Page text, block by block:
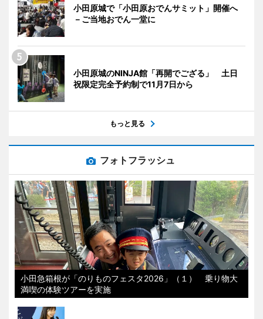
小田原城で「小田原おでんサミット」開催へ
－ご当地おでん一堂に
小田原城のNINJA館「再開でござる」 土日
祝限定完全予約制で11月7日から
もっと見る
フォトフラッシュ
小田急箱根が「のりものフェスタ2026」（１） 乗り物大
満喫の体験ツアーを実施